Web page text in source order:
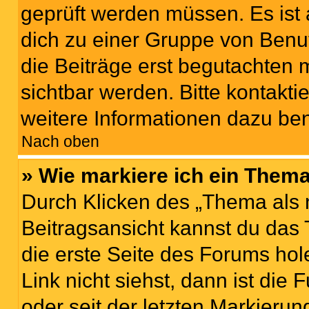
geprüft werden müssen. Es
dich zu einer Gruppe von
die Beiträge erst begutachten
sichtbar werden. Bitte
weitere Informationen dazu
Nach oben
» Wie markiere ich ein
Durch Klicken des „Thema
Beitragsansicht kannst du
die erste Seite des Forums
Link nicht siehst, dann ist die